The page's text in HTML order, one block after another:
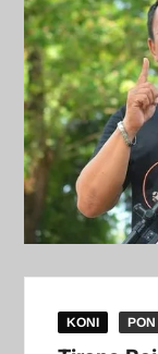
KONI